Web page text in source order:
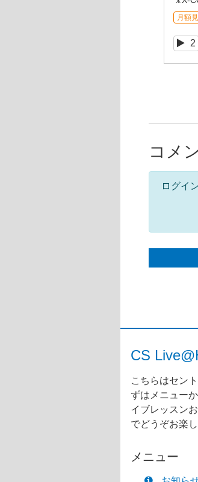
月額
2
コメ
ログイ
CS
こちらはセン
ずはメニュー
イブレッスン
でどうぞお楽
メニュー